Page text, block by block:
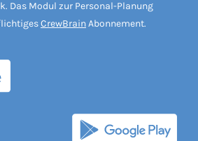
Das Modul zur Personal-Planung
CrewBrain Abonnement.